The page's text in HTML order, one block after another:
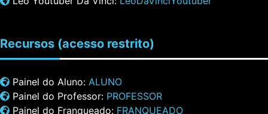
Recursos (acesso restrito)
Painel do Aluno: ALUNO
Painel do Professor: PROFESSOR
Painel do Franqueado: FRANQUEADO